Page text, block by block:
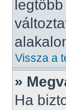
Vissza a
»
Ha